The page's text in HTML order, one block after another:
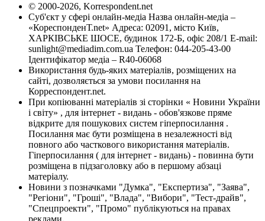
© 2000-2026, Korrespondent.net
Суб'єкт у сфері онлайн-медіа Назва онлайн-медіа –
«КореспонденТ.net» Адреса: 02091, місто Київ,
ХАРКІВСЬКЕ ШОСЕ, будинок 172-Б, офіс 208/1 E-mail:
sunlight@mediadim.com.ua Телефон: 044-205-43-00
Ідентифікатор медіа – R40-06068
Використання будь-яких матеріалів, розміщених на
сайті, дозволяється за умови посилання на
Корреспондент.net.
При копіюванні матеріалів зі сторінки « Новини України
і світу» , для інтернет - видань - обов'язкове пряме
відкрите для пошукових систем гіперпосилання .
Посилання має бути розміщена в незалежності від
повного або часткового використання матеріалів.
Гіперпосилання ( для інтернет - видань) - повинна бути
розміщена в підзаголовку або в першому абзаці
матеріалу.
Новини з позначками "Думка", "Експертиза", "Заява",
"Регіони", "Гроші", "Влада", "Вибори", "Тест-драйв",
"Спецпроекти", "Промо" публікуються на правах
реклами.